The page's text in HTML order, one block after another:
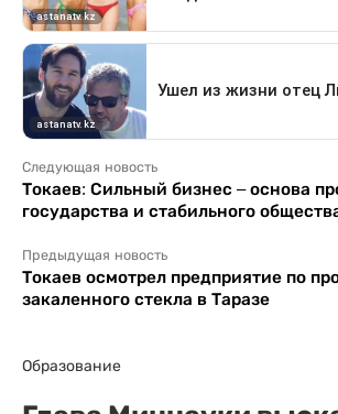
Следующая новость
Токаев: Сильный бизнес – основа
государства и стабильного
Предыдущая новость
Токаев осмотрел предприятие по
закаленного стекла в Таразе
Образование